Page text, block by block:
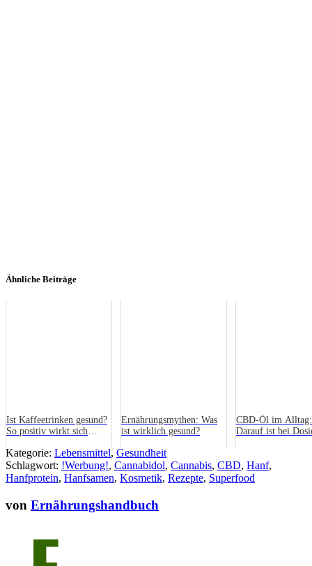
Ähnliche Beiträge
Ist Kaffeetrinken gesund?
So positiv wirkt sich
aus
Ernährungsmythen: Was
ist wirklich gesund?
CBD-Öl im Alltag:
Darauf ist bei
Kategorie: Lebensmittel, Gesundheit
Schlagwort: !Werbung!, Cannabidol, Cannabis, CBD, Hanf,
Hanfprotein, Hanfsamen, Kosmetik, Rezepte, Superfood
von Ernährungshandbuch